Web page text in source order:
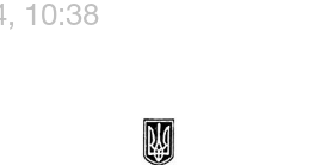
10:38